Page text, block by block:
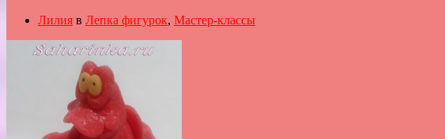
Лилия в Лепка фигурок, Мастер-классы